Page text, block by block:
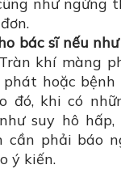
bác sĩ nếu
Tràn khí màng
hoặc bệnh
đó, khi có
suy hô hấp,
cần phải báo
ý kiến.